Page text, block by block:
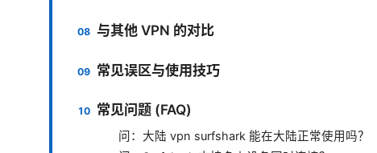
与其他 VPN 的对比
常见误区与使用技巧
常见问题 (FAQ)
问：大陆 vpn surfshark 能在大陆正常使用吗？